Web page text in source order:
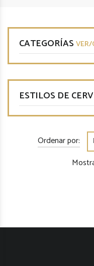
CATEGORÍAS VER/
ESTILOS DE
Ordenar por: